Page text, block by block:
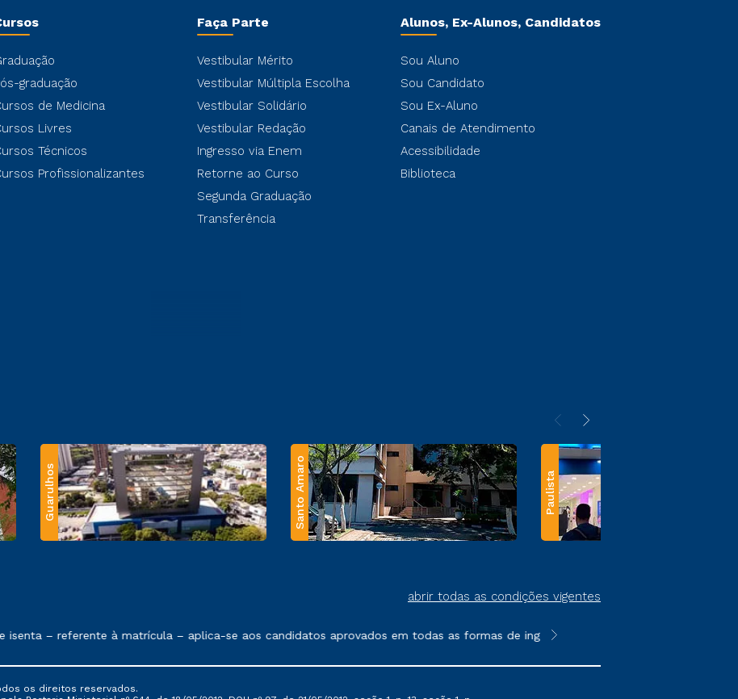
graduação
de Medicina
Livres
Técnicos
Profissionalizantes
Faça Parte
Vestibular Mérito
Vestibular Múltipla Escolha
Vestibular Solidário
Vestibular Redação
Ingresso via Enem
Retorne ao Curso
Segunda Graduação
Transferência
Alunos, Ex-Alunos, Candidatos
Sou Aluno
Sou Candidato
Sou Ex-Aluno
Canais de Atendimento
Acessibilidade
Biblioteca
Guarulhos Santo Amaro Paulista
abrir todas as condições vigentes
exposto no contrato de prestação de serviços.
– referente à matrícula – aplica-se aos candidatos aprovados em todas as formas de ingresso, exceto na prova on-line ou
**Semipresencial e EAD são
os direitos reservados.